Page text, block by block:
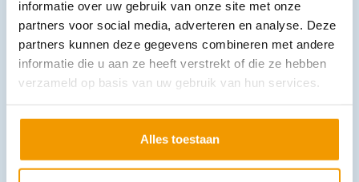
informatie over uw gebruik van onze site met onze
partners voor social media, adverteren en analyse. Deze
partners kunnen deze gegevens combineren met andere
informatie die u aan ze heeft verstrekt of die ze hebben
verzameld op basis van uw gebruik van hun services.
Alles toestaan
Wattenstaafjes met aan 2 kanten wattenprop